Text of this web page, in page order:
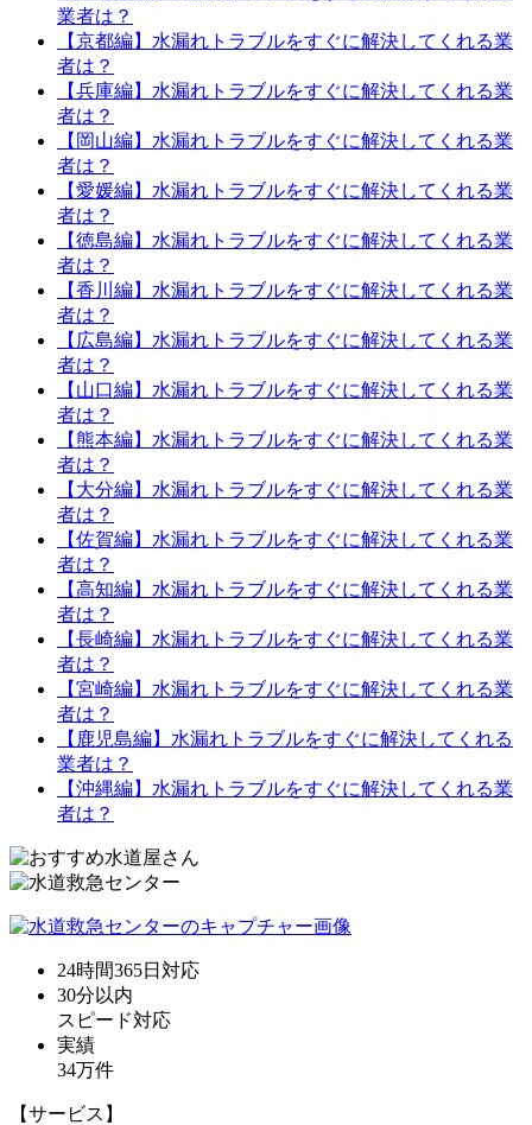
業者は？
【京都編】水漏れトラブルをすぐに解決してくれる業
者は？
【兵庫編】水漏れトラブルをすぐに解決してくれる業
者は？
【岡山編】水漏れトラブルをすぐに解決してくれる業
者は？
【愛媛編】水漏れトラブルをすぐに解決してくれる業
者は？
【徳島編】水漏れトラブルをすぐに解決してくれる業
者は？
【香川編】水漏れトラブルをすぐに解決してくれる業
者は？
【広島編】水漏れトラブルをすぐに解決してくれる業
者は？
【山口編】水漏れトラブルをすぐに解決してくれる業
者は？
【熊本編】水漏れトラブルをすぐに解決してくれる業
者は？
【大分編】水漏れトラブルをすぐに解決してくれる業
者は？
【佐賀編】水漏れトラブルをすぐに解決してくれる業
者は？
【高知編】水漏れトラブルをすぐに解決してくれる業
者は？
【長崎編】水漏れトラブルをすぐに解決してくれる業
者は？
【宮崎編】水漏れトラブルをすぐに解決してくれる業
者は？
【鹿児島編】水漏れトラブルをすぐに解決してくれる
業者は？
【沖縄編】水漏れトラブルをすぐに解決してくれる業
者は？
24時間365日 対応
30分 以内
スピード対応
実績
34万件
【サービス】